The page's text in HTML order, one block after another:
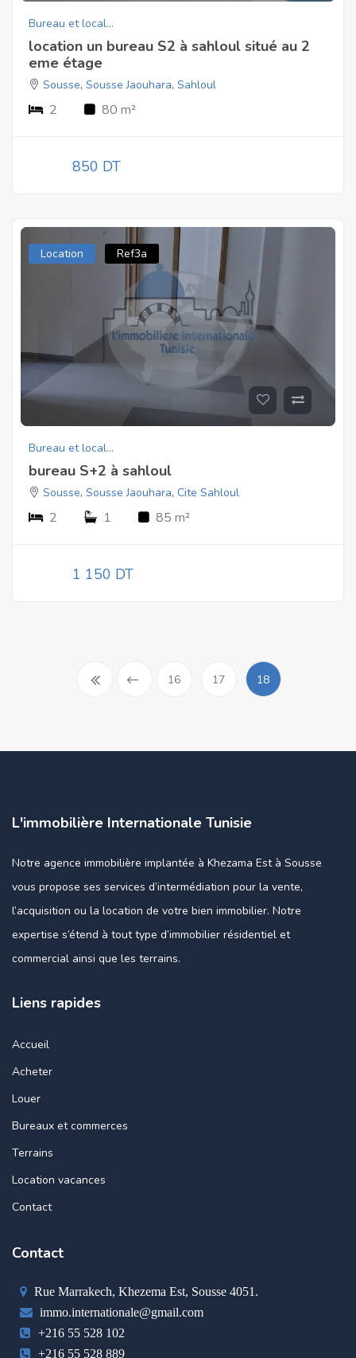
Bureau et local...
location un bureau S2 à sahloul situé au 2
eme étage
Sousse, Sousse Jaouhara, Sahloul
2 80 m²
850 DT
Location Ref3a
Bureau et local...
bureau S+2 à sahloul
Sousse, Sousse Jaouhara, Cite Sahloul
2 1 85 m²
1 150 DT
16 17 18
L'immobilière Internationale Tunisie
Notre agence immobilière implantée à Khezama Est à Sousse
vous propose ses services d’intermédiation pour la vente,
l’acquisition ou la location de votre bien immobilier. Notre
expertise s’étend à tout type d’immobilier résidentiel et
commercial ainsi que les terrains.
Liens rapides
Accueil
Acheter
Louer
Bureaux et commerces
Terrains
Location vacances
Contact
Contact
Rue Marrakech, Khezema Est, Sousse 4051.
immo.internationale@gmail.com
+216 55 528 102
+216 55 528 889